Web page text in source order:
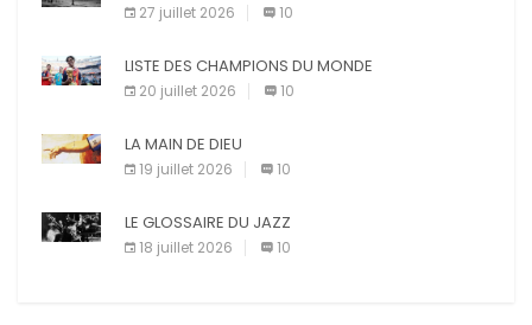
27 juillet 2026 10
LISTE DES CHAMPIONS DU MONDE
20 juillet 2026 10
LA MAIN DE DIEU
19 juillet 2026 10
LE GLOSSAIRE DU JAZZ
18 juillet 2026 10